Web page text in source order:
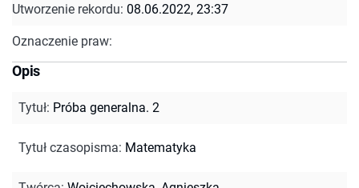
Utworzenie rekordu: 08.06.2022, 23:37
Oznaczenie praw:
Opis
Tytuł: Próba generalna. 2
Tytuł czasopisma: Matematyka